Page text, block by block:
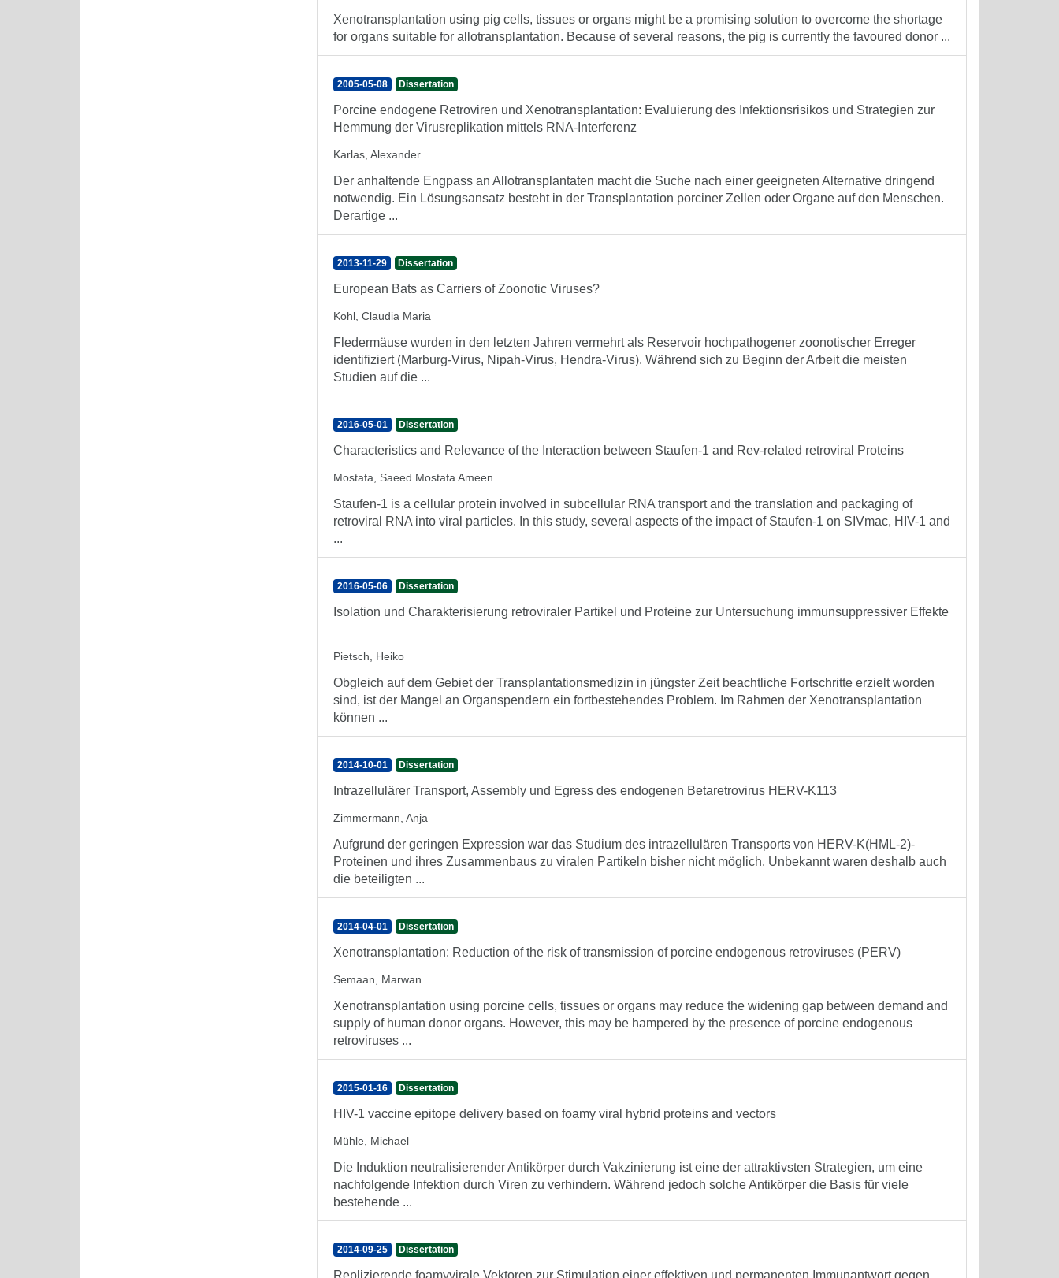
Xenotransplantation using pig cells, tissues or organs might be a promising solution to overcome the shortage
for organs suitable for allotransplantation. Because of several reasons, the pig is currently the favoured donor ...
2005-05-08 Dissertation
Porcine endogene Retroviren und Xenotransplantation: Evaluierung des Infektionsrisikos und Strategien zur
Hemmung der Virusreplikation mittels RNA-Interferenz
Karlas, Alexander
Der anhaltende Engpass an Allotransplantaten macht die Suche nach einer geeigneten Alternative dringend
notwendig. Ein Lösungsansatz besteht in der Transplantation porciner Zellen oder Organe auf den Menschen.
Derartige ...
2013-11-29 Dissertation
European Bats as Carriers of Zoonotic Viruses?
Kohl, Claudia Maria
Fledermäuse wurden in den letzten Jahren vermehrt als Reservoir hochpathogener zoonotischer Erreger
identifiziert (Marburg-Virus, Nipah-Virus, Hendra-Virus). Während sich zu Beginn der Arbeit die meisten
Studien auf die ...
2016-05-01 Dissertation
Characteristics and Relevance of the Interaction between Staufen-1 and Rev-related retroviral Proteins
Mostafa, Saeed Mostafa Ameen
Staufen-1 is a cellular protein involved in subcellular RNA transport and the translation and packaging of
retroviral RNA into viral particles. In this study, several aspects of the impact of Staufen-1 on SIVmac, HIV-1 and
...
2016-05-06 Dissertation
Isolation und Charakterisierung retroviraler Partikel und Proteine zur Untersuchung immunsuppressiver Effekte
Pietsch, Heiko
Obgleich auf dem Gebiet der Transplantationsmedizin in jüngster Zeit beachtliche Fortschritte erzielt worden
sind, ist der Mangel an Organspendern ein fortbestehendes Problem. Im Rahmen der Xenotransplantation
können ...
2014-10-01 Dissertation
Intrazellulärer Transport, Assembly und Egress des endogenen Betaretrovirus HERV-K113
Zimmermann, Anja
Aufgrund der geringen Expression war das Studium des intrazellulären Transports von HERV-K(HML-2)-
Proteinen und ihres Zusammenbaus zu viralen Partikeln bisher nicht möglich. Unbekannt waren deshalb auch
die beteiligten ...
2014-04-01 Dissertation
Xenotransplantation: Reduction of the risk of transmission of porcine endogenous retroviruses (PERV)
Semaan, Marwan
Xenotransplantation using porcine cells, tissues or organs may reduce the widening gap between demand and
supply of human donor organs. However, this may be hampered by the presence of porcine endogenous
retroviruses ...
2015-01-16 Dissertation
HIV-1 vaccine epitope delivery based on foamy viral hybrid proteins and vectors
Mühle, Michael
Die Induktion neutralisierender Antikörper durch Vakzinierung ist eine der attraktivsten Strategien, um eine
nachfolgende Infektion durch Viren zu verhindern. Während jedoch solche Antikörper die Basis für viele
bestehende ...
2014-09-25 Dissertation
Replizierende foamyvirale Vektoren zur Stimulation einer effektiven und permanenten Immunantwort gegen